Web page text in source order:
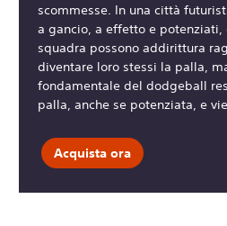
scommesse. In una città
a gancio, a effetto e
squadra possono addirittura
diventare loro stessi la palla,
fondamentale del dodgeball
palla, anche se potenziata, e
Acquista ora